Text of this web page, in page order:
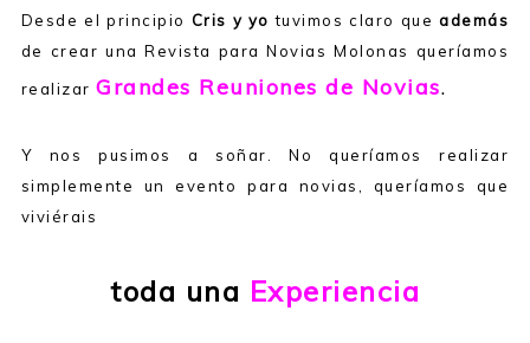
Desde el principio Cris y yo tuvimos claro queademás
de crear una Revista para Novias Molonas queríamos
realizarGrandes Reuniones de Novias.
Y nos pusimos a soñar. No queríamos realizar
simplemente un evento para novias, queríamos que
viviérais
toda una Experiencia